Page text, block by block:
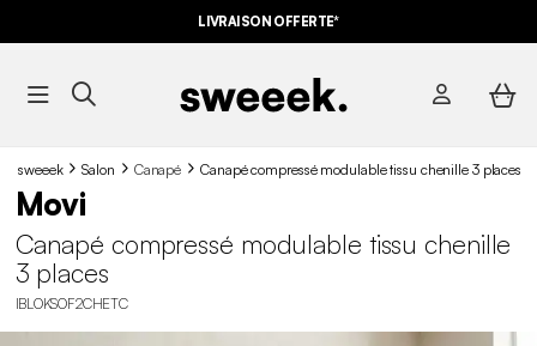
LIVRAISON OFFERTE*
sweeek Salon Canapé Canapé compressé modulable tissu chenille 3 places
Movi
Canapé compressé modulable tissu chenille
3 places
IBLOKSOF2CHETC